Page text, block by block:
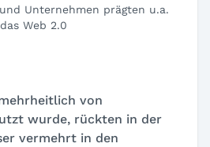
Unternehmen prägten u.a.
das Web 2.0
von
wurde, rückten in der
vermehrt in den